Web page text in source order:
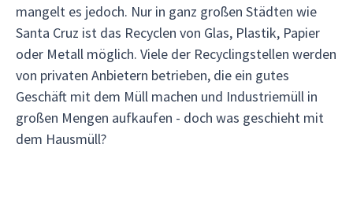
mangelt es jedoch. Nur in ganz großen Städten wie
Santa Cruz ist das Recyclen von Glas, Plastik, Papier
oder Metall möglich. Viele der Recyclingstellen werden
von privaten Anbietern betrieben, die ein gutes
Geschäft mit dem Müll machen und Industriemüll in
großen Mengen aufkaufen - doch was geschieht mit
dem Hausmüll?